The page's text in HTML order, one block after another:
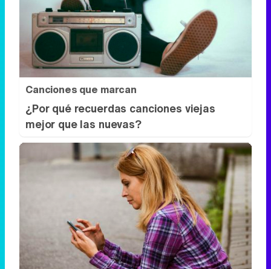
Canciones que marcan
¿Por qué recuerdas canciones viejas
mejor que las nuevas?